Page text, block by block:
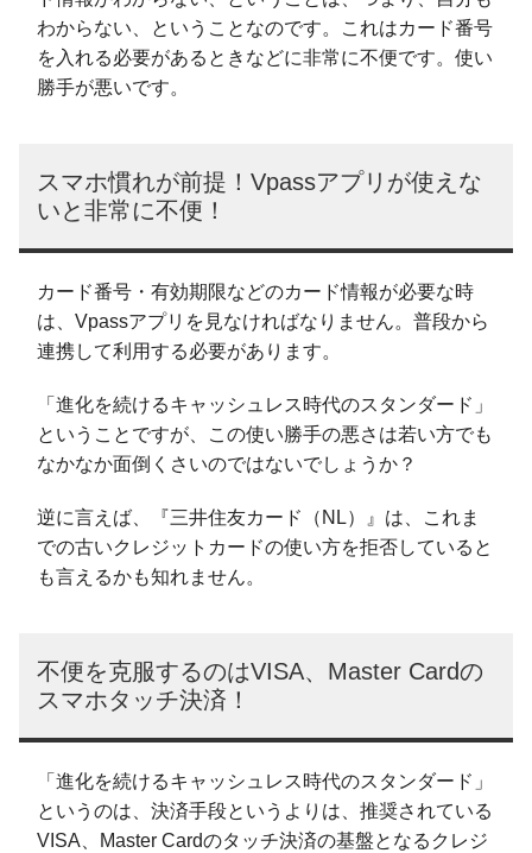
わからない、ということなのです。これはカード番号
を入れる必要があるときなどに非常に不便です。使い
勝手が悪いです。
スマホ慣れが前提！Vpassアプリが使えな
いと非常に不便！
カード番号・有効期限などのカード情報が必要な時
は、Vpassアプリを見なければなりません。普段から
連携して利用する必要があります。
「進化を続けるキャッシュレス時代のスタンダード」
ということですが、この使い勝手の悪さは若い方でも
なかなか面倒くさいのではないでしょうか？
逆に言えば、『三井住友カード（NL）』は、これま
での古いクレジットカードの使い方を拒否していると
も言えるかも知れません。
不便を克服するのはVISA、Master Cardの
スマホタッチ決済！
「進化を続けるキャッシュレス時代のスタンダード」
というのは、決済手段というよりは、推奨されている
VISA、Master Cardのタッチ決済の基盤となるクレジ